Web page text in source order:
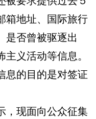
箱地址、国际旅行
是否曾被驱逐出
义活动等信息。
息的目的是对签证
现面向公众征集